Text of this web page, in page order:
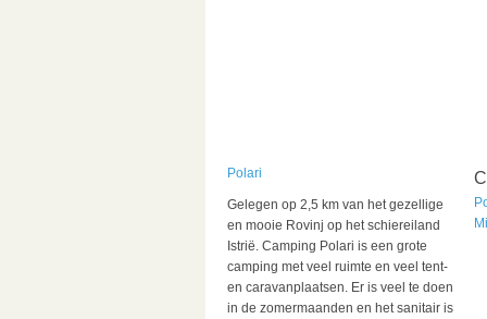
Polari
Gelegen op 2,5 km van het gezellige
en mooie Rovinj op het schiereiland
Istrië. Camping Polari is een grote
camping met veel ruimte en veel tent-
en caravanplaatsen. Er is veel te doen
in de zomermaanden en het sanitair is